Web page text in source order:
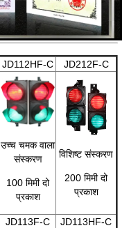
JD112HF-C JD212F-C
उच्च चमक वाला
संस्करण
100 मिमी दो
प्रकाश
विशिष्ट संस्करण
200 मिमी दो
प्रकाश
JD113F-C JD113HF-C